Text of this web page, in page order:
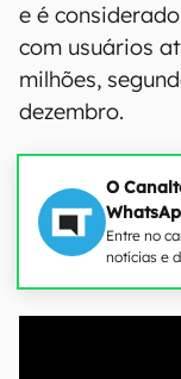
e é
com usuários
milhões,
dezembro.
O
Entre no
notícias e